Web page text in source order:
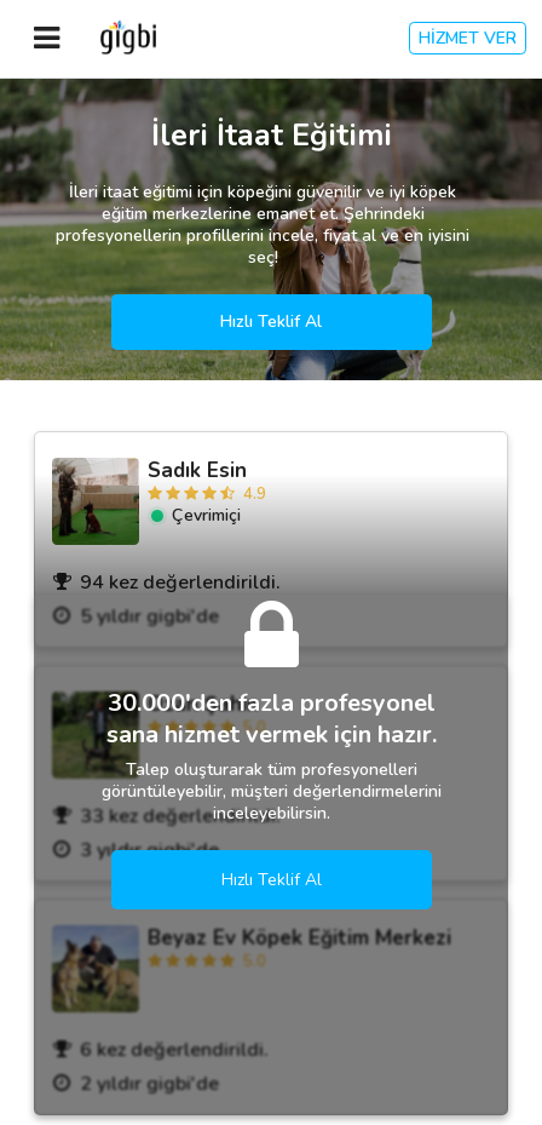
HİZMET VER
Anasayfa
Giriş Yap
Kayıt Ol
Kategoriler
Nasıl Çalışır?
Müşteri Değerlendirmeleri
Destek
Kariyer
Blog
İleri İtaat Eğitimi
İleri itaat eğitimi için köpeğini güvenilir ve iyi köpek
eğitim merkezlerine emanet et. Şehrindeki
profesyonellerin profillerini incele, fiyat al ve en iyisini
seç!
Hızlı Teklif Al
Sadık Esin
4.9
Çevrimiçi
94 kez değerlendirildi.
5 yıldır gigbi'de
Ozan Şahin
5.0
33 kez değerlendirildi.
3 yıldır gigbi'de
Beyaz Ev Köpek Eğitim Merkezi
5.0
6 kez değerlendirildi.
2 yıldır gigbi'de
30.000'den fazla profesyonel
sana hizmet vermek için hazır.
Talep oluşturarak tüm profesyonelleri
görüntüleyebilir, müşteri değerlendirmelerini
inceleyebilirsin.
Hızlı Teklif Al